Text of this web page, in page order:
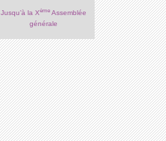
Jusqu’à la XèmeAssemblée
générale